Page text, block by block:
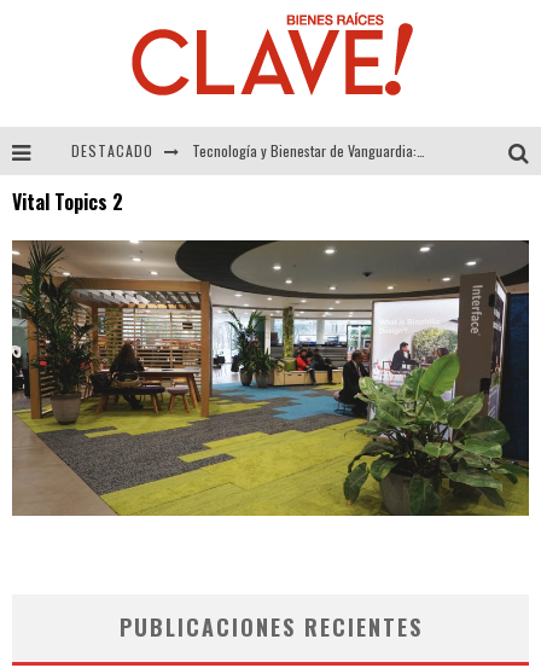
DESTACADO
Alexandra Bedoya – La Constancia detrás de La Paletería
El Despertar de la Calidez: Acabados Dorados de FV para Elevar tu Espacio
Vital Topics 2
PUBLICACIONES RECIENTES